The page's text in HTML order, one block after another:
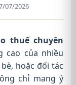
07/2026
thuế chuyên
cao của nhiều
hoặc đối tác
chỉ mang ý